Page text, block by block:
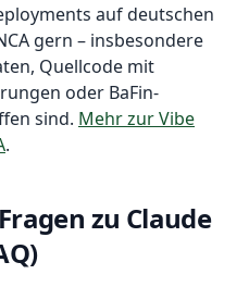
auf deutschen
gern – insbesondere
Quellcode mit
oder BaFin-
sind. Mehr zur Vibe
.
zu Claude